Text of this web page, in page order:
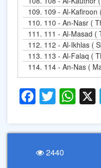
109.
110.
111.
112.
113.
114.
2440